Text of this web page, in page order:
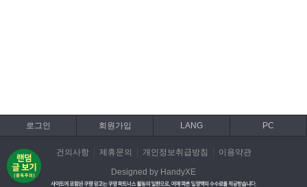
로그인 회원가입 LANG PC
건의사항 제휴문의 개인정보취급방침 이용약관
Designed by HandyXE